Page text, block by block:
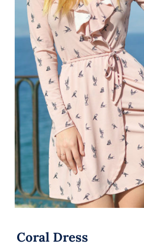
Coral Dress
Coral Dress